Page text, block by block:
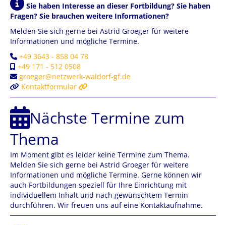
Sie haben Interesse an dieser Fortbildung? Sie haben
Fragen? Sie brauchen weitere Informationen?
Melden Sie sich gerne bei Astrid Groeger für weitere
Informationen und mögliche Termine.
+49 3643 - 858 04 78
+49 171 - 512 0508
groeger@netzwerk-waldorf-gf.de
Kontaktformular
Nächste Termine zum
Thema
Im Moment gibt es leider keine Termine zum Thema.
Melden Sie sich gerne bei Astrid Groeger für weitere
Informationen und mögliche Termine. Gerne können wir
auch Fortbildungen speziell für Ihre Einrichtung mit
individuellem Inhalt und nach gewünschtem Termin
durchführen. Wir freuen uns auf eine Kontaktaufnahme.